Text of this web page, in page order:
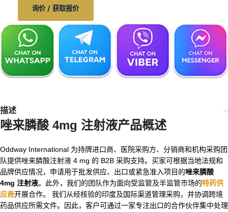
询价 / 获取报价
描述
唑来膦酸 4mg 注射液产品概述
Oddway International 为持牌进口商、医院采购方、分销商和机构采购团
队提供唑来膦酸注射液 4 mg 的 B2B 采购支持。买家可根据当地法规和
品牌供应情况，申请用于批发供应、出口或紧急准入项目的唑来膦酸
4mg 注射液。此外，我们的团队作为面向受监管及半监管市场的特药供
应商开展合作。 我们从经核验的印度及国际渠道管理采购，并协调跨境
药品供应所需文件。因此，客户可通过一家专注出口的合作伙伴集中处理